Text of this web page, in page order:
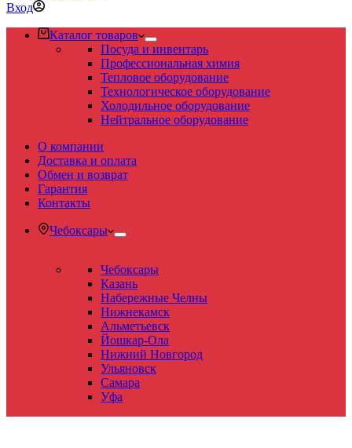
Вход
Каталог товаров
Посуда и инвентарь
Профессиональная химия
Тепловое оборудование
Технологическое оборудование
Холодильное оборудование
Нейтральное оборудование
О компании
Доставка и оплата
Обмен и возврат
Гарантия
Контакты
Чебоксары
Чебоксары
Казань
Набережные Челны
Нижнекамск
Альметьевск
Йошкар-Ола
Нижний Новгород
Ульяновск
Самара
Уфа